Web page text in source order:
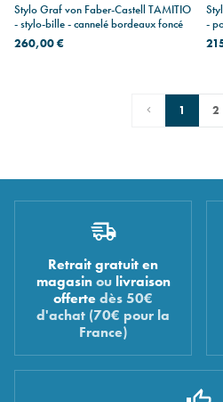
Stylo Graf von Faber-Castell TAMITIO
- stylo-bille - cannelé bordeaux foncé
260,00 €
-
1 2
Retrait gratuit en
magasinou livraison
offerte dès 50€
d'achat (70€ pour la
France)